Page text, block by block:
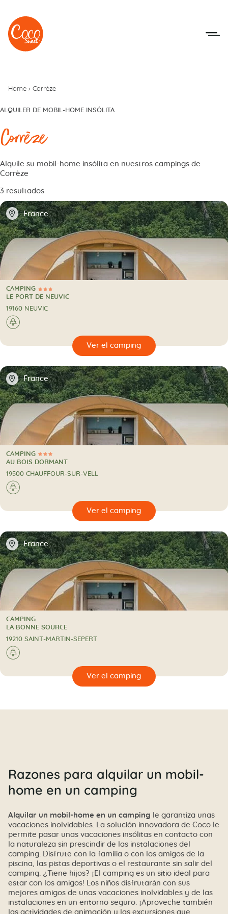
Ir al menú
Ir a los contenidos
Home › Corrèze
ALQUILER DE MOBIL-HOME INSÓLITA
Corrèze
Alquile su mobil-home insólita en nuestros campings de
Corrèze
3 resultados
📍 France
3 Estrellas
CAMPING
CAMPING
LE PORT DE NEUVIC
19160 NEUVIC
🌲
🔍
📍 France
3 Estrellas
CAMPING
CAMPING
AU BOIS DORMANT
19500 CHAUFFOUR-SUR-VELL
🌲
🔍
📍 France
CAMPING
CAMPING
LA BONNE SOURCE
19210 SAINT-MARTIN-SEPERT
🌲
🔍
Razones para alquilar un mobil-
home en un camping
Alquilar un mobil-home en un camping le garantiza unas
vacaciones inolvidables. La solución innovadora de Coco le
permite pasar unas vacaciones insólitas en contacto con
la naturaleza sin prescindir de las instalaciones del
camping. Disfrute con la familia o con los amigos de la
piscina, las pistas deportivas o el restaurante sin salir del
camping. ¿Tiene hijos? ¡El camping es un sitio ideal para
estar con los amigos! Los niños disfrutarán con sus
mejores amigos de unas vacaciones inolvidables y de las
instalaciones en un entorno seguro. ¡Aproveche también
las actividades de animación y las excursiones que